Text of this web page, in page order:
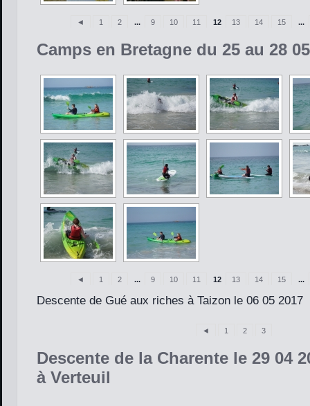
◄ 1 2 ... 9 10 11 12 13 14 15 ...
Camps en Bretagne du 25 au 28
◄ 1 2 ... 9 10 11 12 13 14 15 ...
Descente de Gué aux riches à Taizon le 06 05 2017
◄ 1 2 3
Descente de la Charente le 29 04
à Verteuil